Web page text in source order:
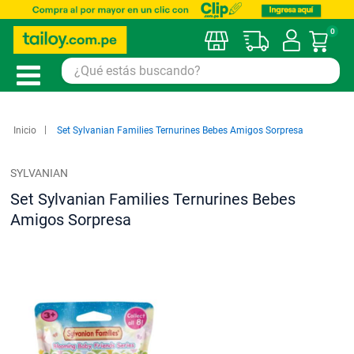
Mi
0
Inicio Set Sylvanian Families Ternurines Bebes Amigos Sorpresa
SYLVANIAN
Set Sylvanian Families Ternurines Bebes
Amigos Sorpresa